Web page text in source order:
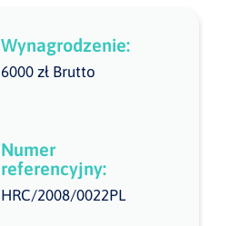
Wynagrodzenie:
6000 zł Brutto
Numer
referencyjny:
HRC/2008/0022PL